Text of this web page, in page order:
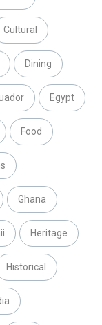
Cultural
Dining
Egypt
Food
Ghana
Heritage
Historical